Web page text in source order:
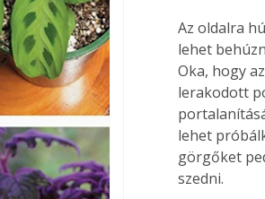
Az oldalra
lehet
Oka, hogy
lerakodott
lehet
görgőket
szedni.